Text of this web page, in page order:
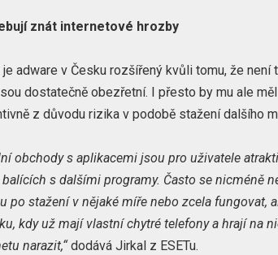
znát internetové hrozby
adware v Česku rozšířený kvůli tomu, že
dostatečně obezřetní. I přesto by mu ale
z důvodu rizika v podobě stažení dalšího
obchody s aplikacemi jsou pro uživatele
s dalšími programy. Často se nicméně
po stažení v nějaké míře nebo zcela fungovat,
kdy už mají vlastní chytré telefony a hrají na
narazit,“ dodává Jirkal z ESETu.